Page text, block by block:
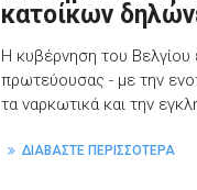
κατοίκων
Η κυβέρνηση του Βελγίου
πρωτεύουσας - με την
τα ναρκωτικά και την
ΔΙΑΒΑΣΤΕ ΠΕΡΙΣΣΟΤΕΡΑ